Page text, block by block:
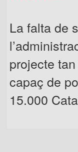
La falta de
projecte
capaç de
15.000